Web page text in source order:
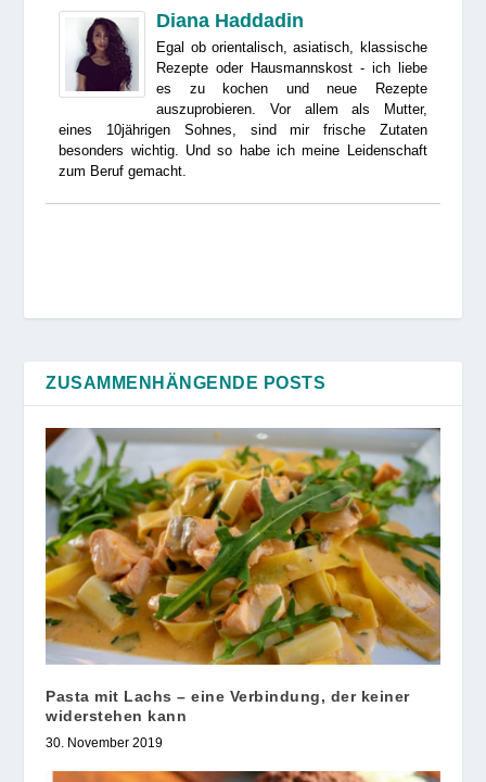
Diana Haddadin
Egal ob orientalisch, asiatisch, klassische
Rezepte oder Hausmannskost - ich liebe
es zu kochen und neue Rezepte
auszuprobieren. Vor allem als Mutter,
eines 10jährigen Sohnes, sind mir frische Zutaten
besonders wichtig. Und so habe ich meine Leidenschaft
zum Beruf gemacht.
ZUSAMMENHÄNGENDE POSTS
Pasta mit Lachs – eine Verbindung, der keiner
widerstehen kann
30. November 2019